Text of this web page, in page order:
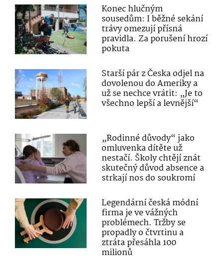
Konec hlučným
sousedům: I běžné sekání
trávy omezují přísná
pravidla. Za porušení hrozí
pokuta
Starší pár z Česka odjel na
dovolenou do Ameriky a
už se nechce vrátit: „Je to
všechno lepší a levnější“
„Rodinné důvody“ jako
omluvenka dítěte už
nestačí. Školy chtějí znát
skutečný důvod absence a
strkají nos do soukromí
Legendární česká módní
firma je ve vážných
problémech. Tržby se
propadly o čtvrtinu a
ztráta přesáhla 100
milionů